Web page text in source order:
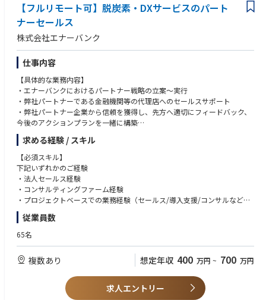
保険支社 沖縄推進課」
熊本県熊本市中央区中央街３－８ 熊本大同生命ビル３階「南九州税理士
推進支社」
福岡県北九州市小倉北区鍛冶町１－１０－１０ 大同生命北九州ビル５階
「九州代理店支社 北九州代理店推進課」
長崎県長崎市桜町５－３ 大同生命長崎ビル５階「九州北部税理士推進支
社 長崎推進課」
大分県大分市城崎町１－３－３１ ＡＩＧ大分ビル２階「南九州税理士推
進支社 大分推進課」
福岡市中央区西中洲１２－３３ 福岡大同生命ビル５階「九州ＴＫＣ企業
保険支社」
※エリアのため将来的に、一定地域内において転居を伴わない勤務地の変
更の可能性がございます※
■キャリアパス
・モデルケース（地域型）
１年目 約５２０万円 営業スタッフ 税理士代理店へのサポート営
業
５年目 約６３０万円 営業スタッフ（昇格） 税理士代理店へのサ
ポート営業
８年目 約８００万円 本社管理職 本社営業企画（チャレンジキャ
リア制度利用、本社希望する場合）
１３年目 約９６０万円 営業管理職
※入社時年齢２７歳／前職 他業界（未経験者）
※産休・育休取得推奨（取得率は男女100%）
【フルリモート可】脱炭素・DXサービスのパート
ナーセールス
株式会社エナーバンク
仕事内容
【具体的な業務内容】
・エナーバンクにおけるパートナー戦略の立案〜実行
・弊社パートナーである金融機関等の代理店へのセールスサポート
・弊社パートナー企業から信頼を獲得し、先方へ適切にフィードバック、
今後のアクションプランを一緒に構築
・自治体企業、民間企業の新規開拓
・顧客に電力状況を提示するための情報をヒアリングし、資料化
・既存顧客、代理店へのフォロー
・エネオク導入が決定した企業に対する、電力調達までのカスタマーサク
セス
・社内PMチーム、オペレーションチームとの連携
・セールスやプロジェクトに関わる各種資料作成
・オペレーション各種の合理化、効率化
・新規自治体の開拓、既存顧客のフォローアップ
・入社時に、ご希望と弊社の期待値をすり合わせ取り組んでいただきま
・電力業界の知見を資料やメンバー、取締役からインプット。
（業界知見がなくとも、早期にキャチアップ、独り立ちができる体制をと
求める経験 / スキル
【必須スキル】
下記いずれかのご経験
・法人セールス経験
・コンサルティングファーム経験
・プロジェクトベースでの業務経験（セールス/導入支援/コンサルなど）
【歓迎スキル】
・官公庁/自治体向け営業やプロジェクト経験
・提案資料作成やプレゼンテーションスキル
【求める人物像】
・ミッション、バリューに共感し、事業成長を“自分ごと”として楽しめる
従業員数
65名
複数あり 想定年収 400 万円 ~ 700 万円
求人エントリー